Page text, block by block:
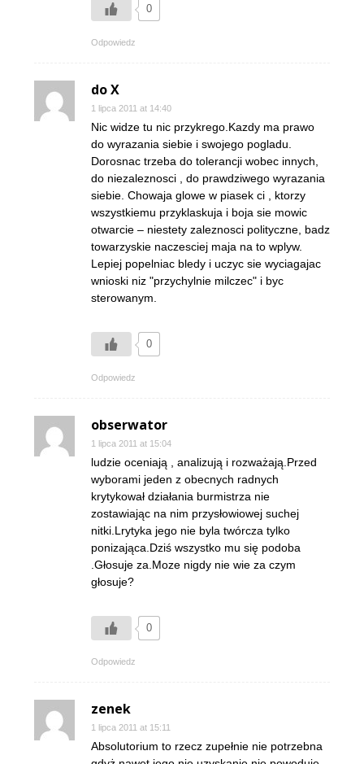
0
Odpowiedz
do X
1 lipca 2011 at 14:40
Nic widze tu nic przykrego.Kazdy ma prawo
do wyrazania siebie i swojego pogladu.
Dorosnac trzeba do tolerancji wobec innych,
do niezaleznosci , do prawdziwego wyrazania
siebie. Chowaja glowe w piasek ci , ktorzy
wszystkiemu przyklaskuja i boja sie mowic
otwarcie – niestety zaleznosci polityczne, badz
towarzyskie naczesciej maja na to wplyw.
Lepiej popelniac bledy i uczyc sie wyciagajac
wnioski niz "przychylnie milczec" i byc
sterowanym.
0
Odpowiedz
obserwator
1 lipca 2011 at 15:04
ludzie oceniają , analizują i rozważają.Przed
wyborami jeden z obecnych radnych
krytykował działania burmistrza nie
zostawiając na nim przysłowiowej suchej
nitki.Lrytyka jego nie byla twórcza tylko
ponizająca.Dziś wszystko mu się podoba
.Głosuje za.Moze nigdy nie wie za czym
głosuje?
0
Odpowiedz
zenek
1 lipca 2011 at 15:11
Absolutorium to rzecz zupełnie nie potrzebna